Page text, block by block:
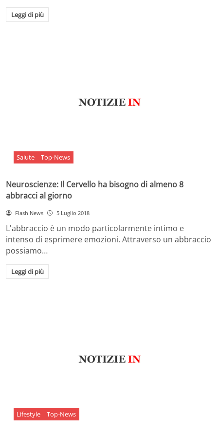
Leggi di più
Salute Top-News
Neuroscienze: Il Cervello ha bisogno di almeno 8
abbracci al giorno
Flash News 5 Luglio 2018
L'abbraccio è un modo particolarmente intimo e
intenso di esprimere emozioni. Attraverso un abbraccio
possiamo…
Leggi di più
Lifestyle Top-News